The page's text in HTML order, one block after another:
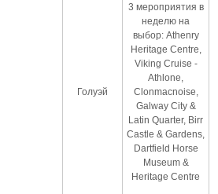
Голуэй
3 мероприятия в
неделю на
выбор: Athenry
Heritage Centre,
Viking Cruise -
Athlone,
Clonmacnoise,
Galway City &
Latin Quarter, Birr
Castle & Gardens,
Dartfield Horse
Museum &
Heritage Centre